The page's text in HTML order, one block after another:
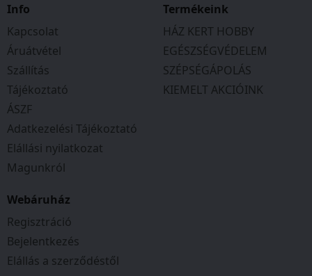
Info
Kapcsolat
Áruátvétel
Szállítás
Tájékoztató
ÁSZF
Adatkezelési Tájékoztató
Elállási nyilatkozat
Magunkról
Termékeink
HÁZ KERT HOBBY
EGÉSZSÉGVÉDELEM
SZÉPSÉGÁPOLÁS
KIEMELT AKCIÓINK
Webáruház
Regisztráció
Bejelentkezés
Elállás a szerződéstől